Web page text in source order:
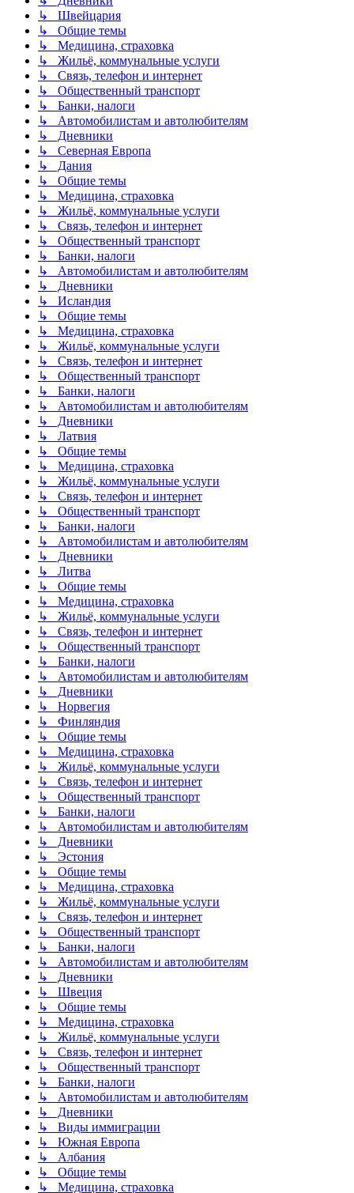
↳ Швейцария
↳ Общие темы
↳ Медицина, страховка
↳ Жильё, коммунальные услуги
↳ Связь, телефон и интернет
↳ Общественный транспорт
↳ Банки, налоги
↳ Автомобилистам и автолюбителям
↳ Дневники
↳ Северная Европа
↳ Дания
↳ Общие темы
↳ Медицина, страховка
↳ Жильё, коммунальные услуги
↳ Связь, телефон и интернет
↳ Общественный транспорт
↳ Банки, налоги
↳ Автомобилистам и автолюбителям
↳ Дневники
↳ Исландия
↳ Общие темы
↳ Медицина, страховка
↳ Жильё, коммунальные услуги
↳ Связь, телефон и интернет
↳ Общественный транспорт
↳ Банки, налоги
↳ Автомобилистам и автолюбителям
↳ Дневники
↳ Латвия
↳ Общие темы
↳ Медицина, страховка
↳ Жильё, коммунальные услуги
↳ Связь, телефон и интернет
↳ Общественный транспорт
↳ Банки, налоги
↳ Автомобилистам и автолюбителям
↳ Дневники
↳ Литва
↳ Общие темы
↳ Медицина, страховка
↳ Жильё, коммунальные услуги
↳ Связь, телефон и интернет
↳ Общественный транспорт
↳ Банки, налоги
↳ Автомобилистам и автолюбителям
↳ Дневники
↳ Норвегия
↳ Финляндия
↳ Общие темы
↳ Медицина, страховка
↳ Жильё, коммунальные услуги
↳ Связь, телефон и интернет
↳ Общественный транспорт
↳ Банки, налоги
↳ Автомобилистам и автолюбителям
↳ Дневники
↳ Эстония
↳ Общие темы
↳ Медицина, страховка
↳ Жильё, коммунальные услуги
↳ Связь, телефон и интернет
↳ Общественный транспорт
↳ Банки, налоги
↳ Автомобилистам и автолюбителям
↳ Дневники
↳ Швеция
↳ Общие темы
↳ Медицина, страховка
↳ Жильё, коммунальные услуги
↳ Связь, телефон и интернет
↳ Общественный транспорт
↳ Банки, налоги
↳ Автомобилистам и автолюбителям
↳ Дневники
↳ Виды иммиграции
↳ Южная Европа
↳ Албания
↳ Общие темы
↳ Медицина, страховка